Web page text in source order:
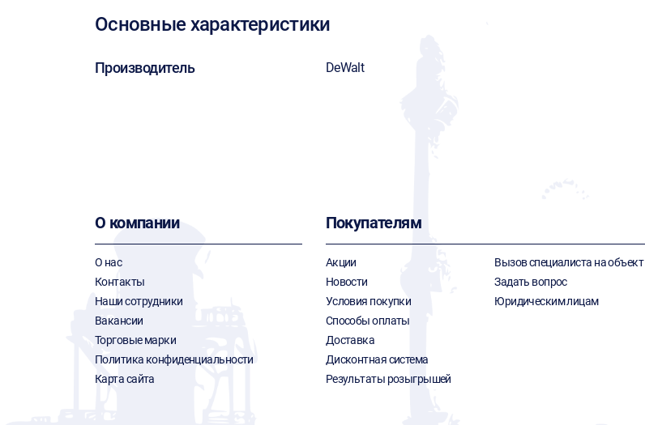
Основные характеристики
Производитель DeWalt
О компании
О нас
Контакты
Наши сотрудники
Вакансии
Торговые марки
Политика конфиденциальности
Карта сайта
Покупателям
Акции
Новости
Условия покупки
Способы оплаты
Доставка
Дисконтная система
Результаты розыгрышей
Вызов специалиста на объект
Задать вопрос
Юридическим лицам